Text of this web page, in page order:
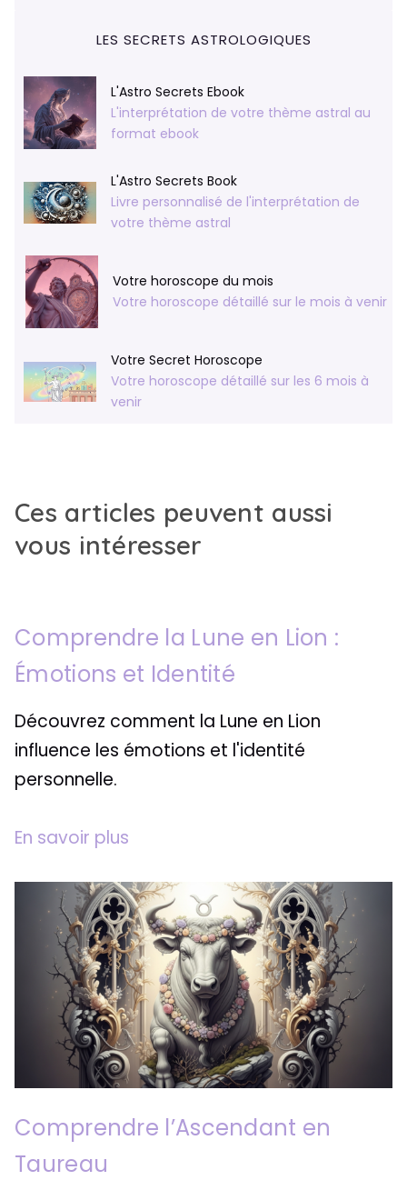
LES SECRETS ASTROLOGIQUES
L'Astro Secrets Ebook
L'interprétation de votre thème astral au
format ebook
L'Astro Secrets Book
Livre personnalisé de l'interprétation de
votre thème astral
Votre horoscope du mois
Votre horoscope détaillé sur le mois à venir
Votre Secret Horoscope
Votre horoscope détaillé sur les 6 mois à
venir
Ces articles peuvent aussi
vous intéresser
Comprendre la Lune en Lion :
Émotions et Identité
Découvrez comment la Lune en Lion
influence les émotions et l'identité
personnelle.
En savoir plus
Comprendre l’Ascendant en
Taureau